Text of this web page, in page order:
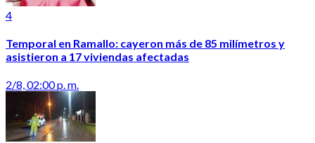
4
Temporal en Ramallo: cayeron más de 85 milímetros y
asistieron a 17 viviendas afectadas
2/8, 02:00 p. m.